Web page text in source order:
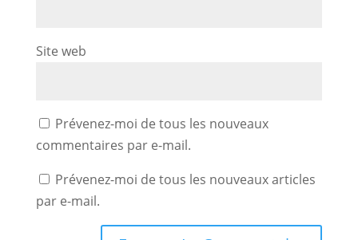
Site web
Prévenez-moi de tous les nouveaux
commentaires par e-mail.
Prévenez-moi de tous les nouveaux articles
par e-mail.